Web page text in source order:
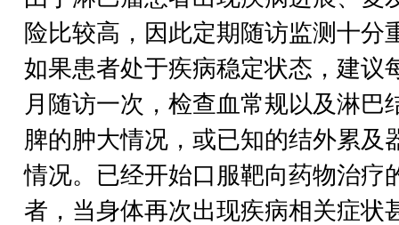
险比较高，因此定期随访监测十分
如果患者处于疾病稳定状态，建议
月随访一次，检查血常规以及淋巴
脾的肿大情况，或已知的结外累及
情况。已经开始口服靶向药物治疗
者，当身体再次出现疾病相关症状